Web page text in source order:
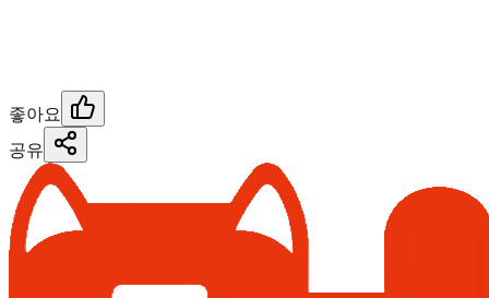
좋아요
공유